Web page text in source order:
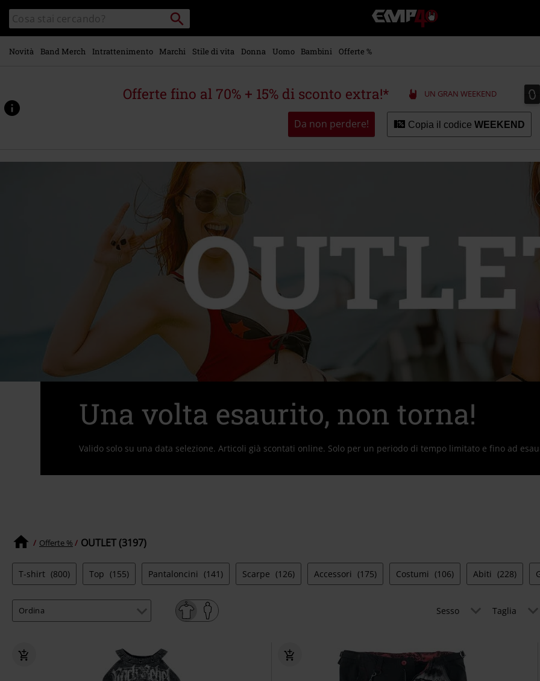
contenuto
principale
Cerca
nel
catalogo
Cerca
Punto
di
ritiro
EMP
-
Musica,
Videogame
-
Abbigliamento
Novità Band Merch Intrattenimento Marchi Stile di vita Donna Uomo Bambini Offerte %
Offerte fino al 70% + 15% di sconto extra!* UN GRAN WEEKEND 0
0
Da non perdere! Copia il codice WEEKEND
Una volta esaurito, non torna!
Valido solo su una data selezione. Articoli già scontati online. Solo per un periodo di tempo limitato e fino ad
Offerte % OUTLET (3197)
T-shirt (800) Top (155) Pantaloncini (141) Scarpe (126) Accessori (175) Costumi (106) Abiti (228)
Sesso Taglia